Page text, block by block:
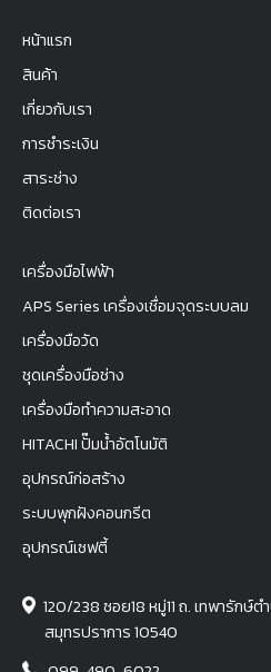
หน้าแรก
สินค้า
เกี่ยวกับเรา
การชำระเงิน
สาระช่าง
ติดต่อเรา
เครื่องมือไฟฟ้า
APS Series เครื่องเชื่อมจุดระบบลม
เครื่องมือวัด
ชุดเครื่องมือช่าง
เครื่องมือทำความสะอาด
HITACHI ปั๊มน้ำอัตโนมัติ
อุปกรณ์ก่อสร้าง
ระบบพุกฝังคอนกรีต
อุปกรณ์เซฟตี้
120/238 ซอย18 หมู่11 ถ. เทพารักษ์
สมุทรปราการ 10540